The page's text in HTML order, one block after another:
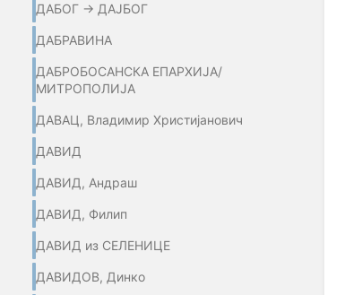
ДАБОГ → ДАЈБОГ
ДАБРАВИНА
ДАБРОБОСАНСКА ЕПАРХИЈА/
МИТРОПОЛИЈА
ДАВАЦ, Владимир Христијанович
ДАВИД
ДАВИД, Андраш
ДАВИД, Филип
ДАВИД из СЕЛЕНИЦЕ
ДАВИДОВ, Динко